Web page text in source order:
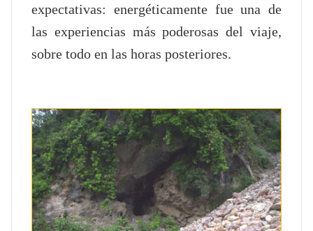
expectativas: energéticamente fue una de
las experiencias más poderosas del viaje,
sobre todo en las horas posteriores.